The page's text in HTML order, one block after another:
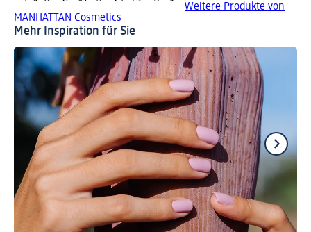
Weitere Produkte von
MANHATTAN Cosmetics
Mehr Inspiration für Sie